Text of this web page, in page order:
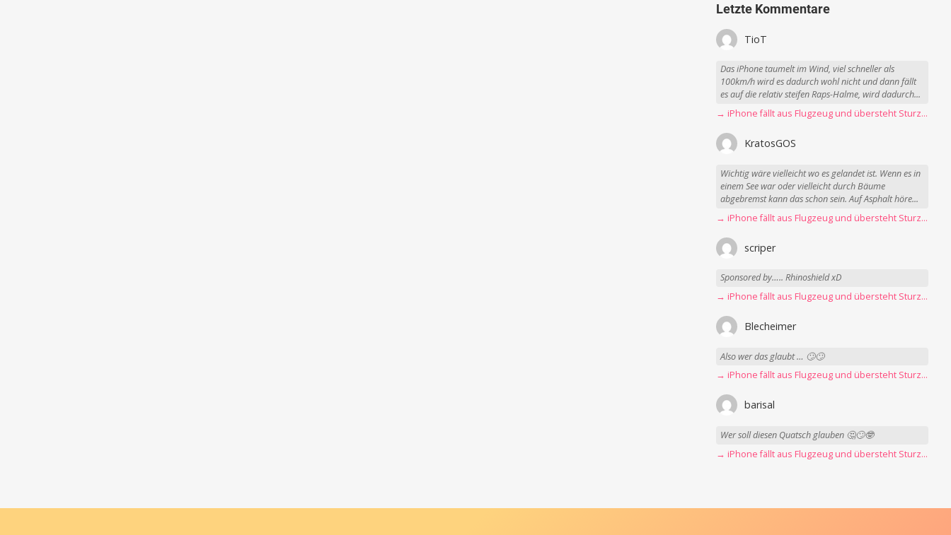
Letzte Kommentare
TioT
Das iPhone taumelt im Wind, viel schneller als
100km/h wird es dadurch wohl nicht und dann fällt
es auf die relativ steifen Raps-Halme, wird dadurch...
→ iPhone fällt aus Flugzeug und übersteht Sturz unbeschadet
KratosGOS
Wichtig wäre vielleicht wo es gelandet ist. Wenn es in
einem See war oder vielleicht durch Bäume
abgebremst kann das schon sein. Auf Asphalt höre...
→ iPhone fällt aus Flugzeug und übersteht Sturz unbeschadet
scriper
Sponsored by….. Rhinoshield xD
→ iPhone fällt aus Flugzeug und übersteht Sturz unbeschadet
Blecheimer
Also wer das glaubt … 🙄🙄
→ iPhone fällt aus Flugzeug und übersteht Sturz unbeschadet
barisal
Wer soll diesen Quatsch glauben 🤔🙄🤓
→ iPhone fällt aus Flugzeug und übersteht Sturz unbeschadet